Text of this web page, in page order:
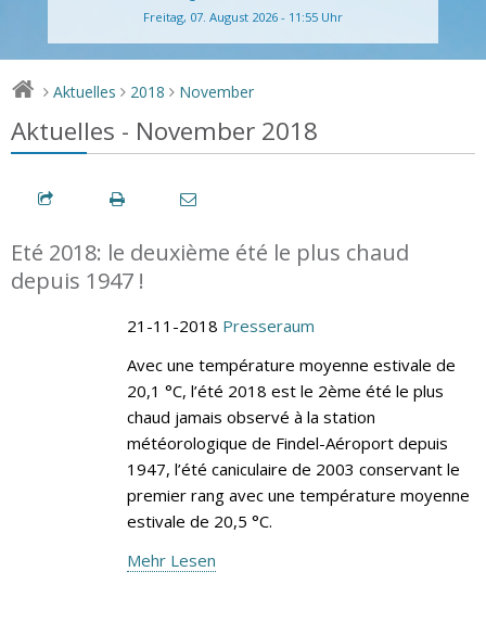
Freitag, 07. August 2026 - 11:55 Uhr
> Aktuelles > 2018 > November
Aktuelles - November 2018
Eté 2018: le deuxième été le plus chaud
depuis 1947 !
21-11-2018 Presseraum
Avec une température moyenne estivale de
20,1 °C, l’été 2018 est le 2ème été le plus
chaud jamais observé à la station
météorologique de Findel-Aéroport depuis
1947, l’été caniculaire de 2003 conservant le
premier rang avec une température moyenne
estivale de 20,5 °C.
Mehr Lesen